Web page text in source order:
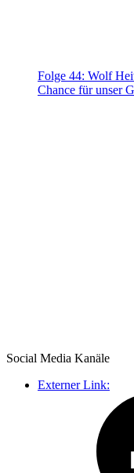
Folge 44: Wolf
Chance für unser
Social Media Kanäle
Externer Link: